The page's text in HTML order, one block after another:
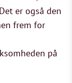
er også den
frem for
på